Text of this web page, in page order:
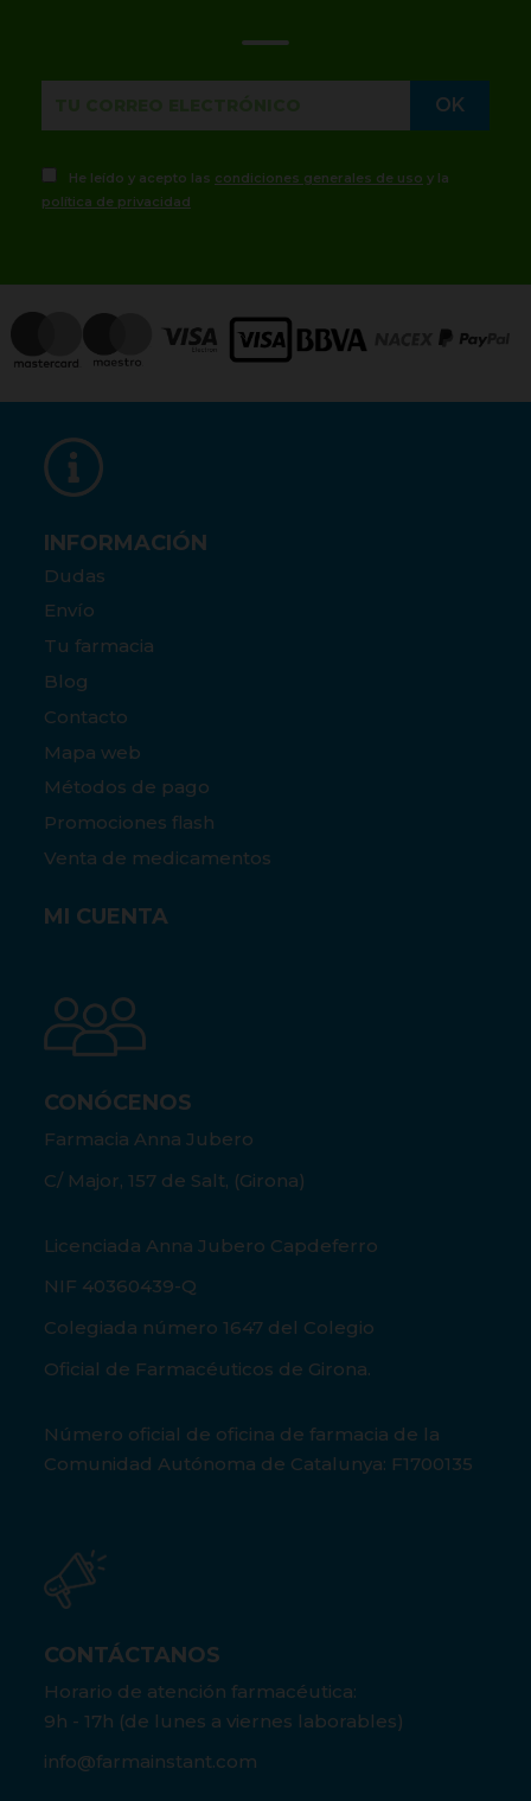
He leído y acepto las condiciones generales de uso y la
política de privacidad
INFORMACIÓN
Dudas
Envío
Tu farmacia
Blog
Contacto
Mapa web
Métodos de pago
Promociones flash
Venta de medicamentos
MI CUENTA
CONÓCENOS
Farmacia Anna Jubero
C/ Major, 157 de Salt, (Girona)
Licenciada Anna Jubero Capdeferro
NIF 40360439-Q
Colegiada número 1647 del Colegio
Oficial de Farmacéuticos de Girona.
Número oficial de oficina de farmacia de la
Comunidad Autónoma de Catalunya: F1700135
CONTÁCTANOS
Horario de atención farmacéutica:
9h - 17h (de lunes a viernes laborables)
info@farmainstant.com